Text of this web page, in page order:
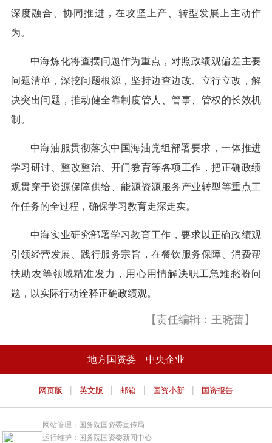
深度融合、协同推进，在攻坚上产、转型发展上主动作
为。
中海炼化将查摆问题作为重点，对照政绩观偏差主要
问题清单，深挖问题根源，坚持边查边改、立行立改，解
决突出问题，推动健全靠制度管人、管事、管权的长效机
制。
中海油服贯彻落实中国海油党组部署要求，一体推进
学习研讨、整改整治、开门教育等各项工作，把正确政绩
观贯穿于资源保障供给、能源资源服务产业转型等重点工
作任务的全过程，确保学习教育走深走实。
中海实业研究部署学习教育工作，要求以正确政绩观
引领经营发展、践行服务宗旨，在餐饮服务保障、消费帮
扶助农等领域精准发力，用心用情解决职工急难愁盼问
题，以实际行动诠释正确政绩观。
【责任编辑：王晓蕾】
地方国资委 中央企业
网页版 | 英文版 | 邮箱 | 国资小新 | 国资报告
网站管理：国务院国资委宣传局
运行维护：国务院国资委新闻中心